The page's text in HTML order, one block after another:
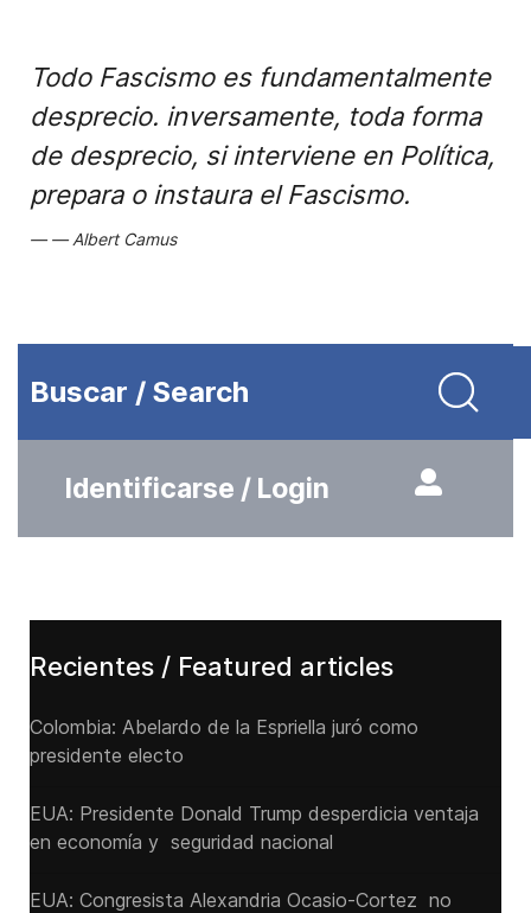
Todo Fascismo es fundamentalmente
desprecio. inversamente, toda forma
de desprecio, si interviene en Política,
prepara o instaura el Fascismo.
Albert Camus
Buscar / Search
Identificarse / Login
Recientes / Featured articles
Colombia: Abelardo de la Espriella juró como
presidente electo
EUA: Presidente Donald Trump desperdicia ventaja
en economía y seguridad nacional
EUA: Congresista Alexandria Ocasio-Cortez no